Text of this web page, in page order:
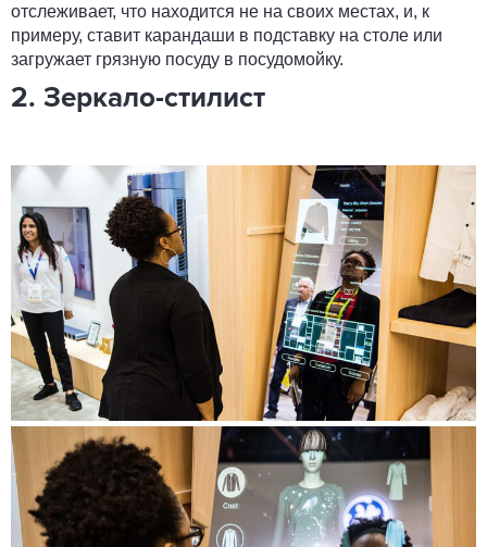
отслеживает, что находится не на своих местах, и, к
примеру, ставит карандаши в подставку на столе или
загружает грязную посуду в посудомойку.
2. Зеркало-стилист